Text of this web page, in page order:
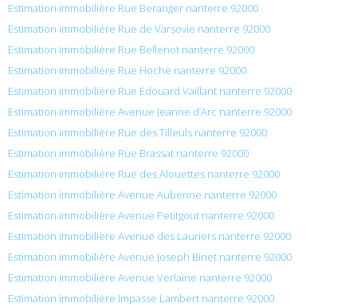
Estimation immobilière Rue Beranger nanterre 92000
Estimation immobilière Rue de Varsovie nanterre 92000
Estimation immobilière Rue Bellenot nanterre 92000
Estimation immobilière Rue Hoche nanterre 92000
Estimation immobilière Rue Édouard Vaillant nanterre 92000
Estimation immobilière Avenue Jeanne d’Arc nanterre 92000
Estimation immobilière Rue des Tilleuls nanterre 92000
Estimation immobilière Rue Brassat nanterre 92000
Estimation immobilière Rue des Alouettes nanterre 92000
Estimation immobilière Avenue Aubenne nanterre 92000
Estimation immobilière Avenue Petitgout nanterre 92000
Estimation immobilière Avenue des Lauriers nanterre 92000
Estimation immobilière Avenue Joseph Binet nanterre 92000
Estimation immobilière Avenue Verlaine nanterre 92000
Estimation immobilière Impasse Lambert nanterre 92000